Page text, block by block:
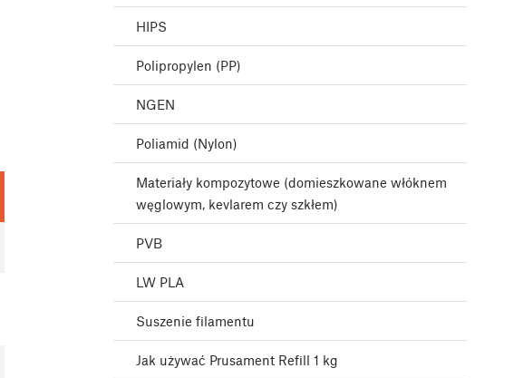
HIPS
Polipropylen (PP)
NGEN
Poliamid (Nylon)
Materiały kompozytowe (domieszkowane włóknem
węglowym, kevlarem czy szkłem)
PVB
LW PLA
Suszenie filamentu
Jak używać Prusament Refill 1 kg